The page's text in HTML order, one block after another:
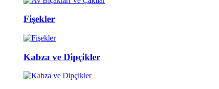
Fişekler
Kabza ve Dipçikler